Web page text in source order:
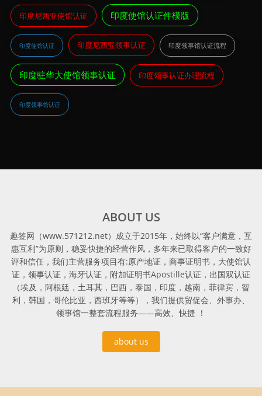
印度尼西亚使馆认证 印度使馆认证件模版
印度使馆认证 印度尼西亚领事认证 印度领事馆认证流程
印度驻华大使馆领事认证 印度领事认证办理流程
印度领事馆认证
ABOUT US
趣签网（www.571212.net）成立于2015年，始终以“客户满意，互
惠互利”为原则，稳妥快捷的经营作风，多年来已取得客户的一致好
评和信任，我们主营服务项目有:原产地证，商事证明书，大使馆认
证，领事认证，海牙认证，附加证明书Apostille认证，出国双认证
（埃及，阿根廷，土耳其，巴西，泰国，印度，越南，菲律宾，智
利，韩国，哥伦比亚，西班牙等等），我们提供贸促会、外事办、
领事馆一整套流程服务——高效、快捷 ！
about us